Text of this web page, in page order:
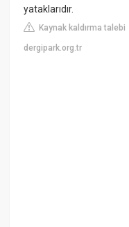
yataklarıdır.
Kaynak kaldırma talebi
dergipark.org.tr